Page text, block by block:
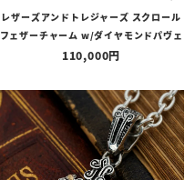
レザーズアンドトレジャーズ スクロール
フェザーチャーム w/ダイヤモンドパヴェ
110,000